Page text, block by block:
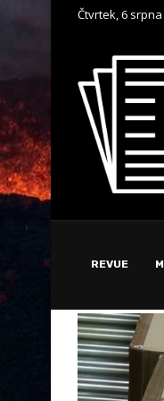
Čtvrtek, 6 srpna
Nožnicový stan ako
REVUE